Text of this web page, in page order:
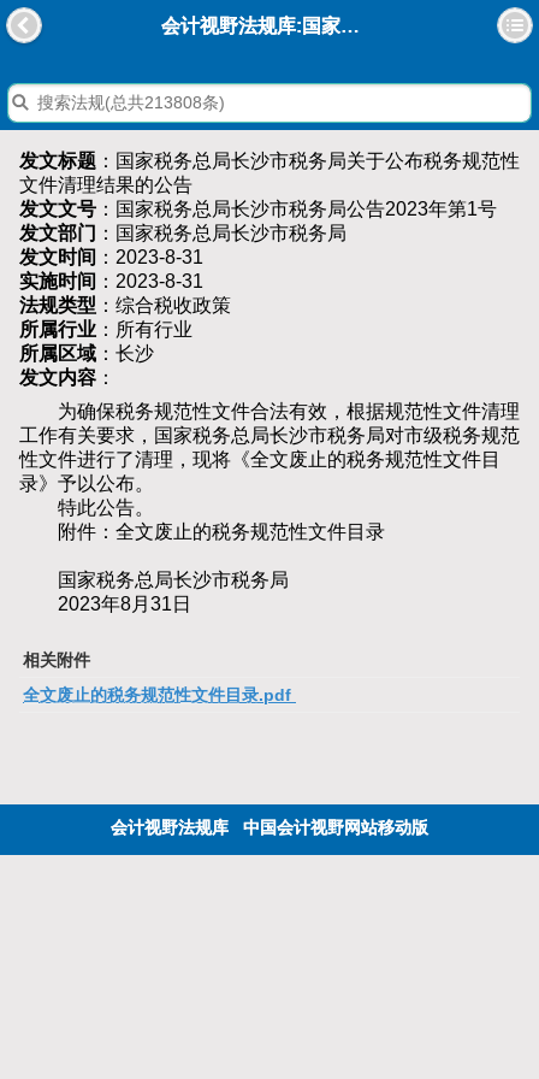
会计视野法规库:国家税务总局长沙市税务局关于公布税务规范性文件清理结果的公告
发文标题 ：国家税务总局长沙市税务局关于公布税务规范性
文件清理结果的公告
发文文号 ：国家税务总局长沙市税务局公告2023年第1号
发文部门 ：国家税务总局长沙市税务局
发文时间 ：2023-8-31
实施时间 ：2023-8-31
法规类型 ：综合税收政策
所属行业 ：所有行业
所属区域 ：长沙
发文内容 ：
为确保税务规范性文件合法有效，根据规范性文件清理
工作有关要求，国家税务总局长沙市税务局对市级税务规范
性文件进行了清理，现将《全文废止的税务规范性文件目
录》予以公布。
特此公告。
附件：全文废止的税务规范性文件目录
国家税务总局长沙市税务局
2023年8月31日
相关附件
全文废止的税务规范性文件目录.pdf
会计视野法规库 中国会计视野网站移动版